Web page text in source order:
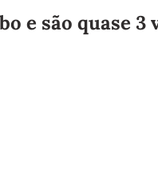
e são quase 3